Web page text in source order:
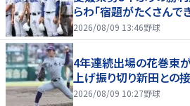
らわ「宿題がたくさんで
2026/08/09 13:46野球
4年連続出場の花巻東
上げ振り切り新田との
2026/08/09 10:27野球